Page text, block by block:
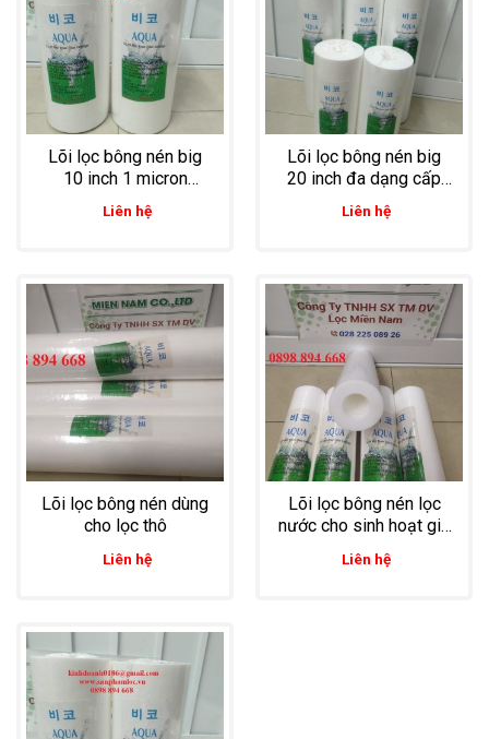
Lõi lọc bông nén big
10 inch 1 micron
chuyên dùng lọc thực
phẩm, lọc nước tinh
Liên hệ
Lõi lọc bông nén big
20 inch đa dạng cấp
độ lọc từ thô đến tinh,
lọc chất lỏng, lọc với
Liên hệ
Lõi lọc bông nén dùng
cho lọc thô
Liên hệ
Lõi lọc bông nén lọc
nước cho sinh hoạt gia
Liên hệ